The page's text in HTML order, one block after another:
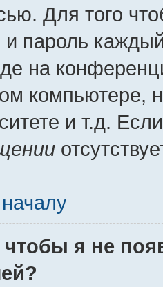
Для того
и пароль
на
компьютере,
и т.д.
чтобы я не